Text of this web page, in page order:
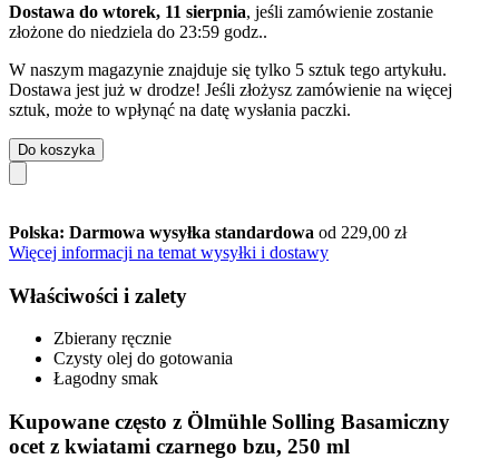
Dostawa do wtorek, 11 sierpnia, jeśli zamówienie zostanie
złożone do niedziela do 23:59 godz..
W naszym magazynie znajduje się tylko 5 sztuk tego artykułu.
Dostawa jest już w drodze! Jeśli złożysz zamówienie na więcej
sztuk, może to wpłynąć na datę wysłania paczki.
Do koszyka
Polska: Darmowa wysyłka standardowa od 229,00 zł
Więcej informacji na temat wysyłki i dostawy
Właściwości i zalety
Zbierany ręcznie
Czysty olej do gotowania
Łagodny smak
Kupowane często z Ölmühle Solling Basamiczny
ocet z kwiatami czarnego bzu, 250 ml